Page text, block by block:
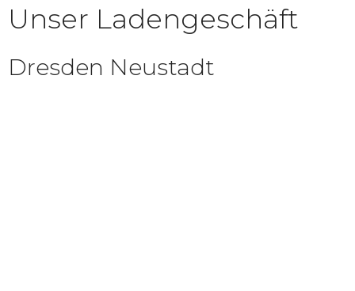
Unser Ladengeschäft
Dresden Neustadt